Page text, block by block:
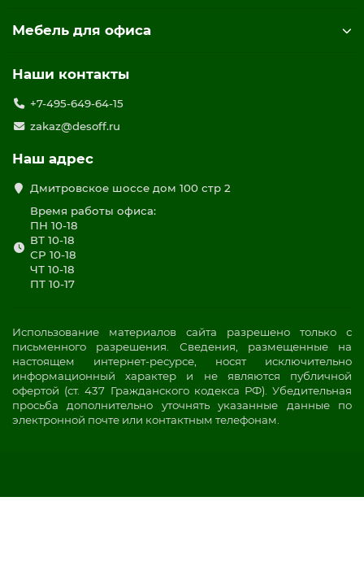
Мебель для офиса
Наши контакты
+7-495-649-64-15
zakaz@desoff.ru
Наш адрес
Дмитровское шоссе дом 100 стр 2
Время работы офиса:
ПН 10-18
ВТ 10-18
СР 10-18
ЧТ 10-18
ПТ 10-17
Использование материалов сайта разрешено только с
письменного разрешения. Сведения, размещенные на
настоящем интернет-ресурсе, носят исключительно
информационный характер и не являются публичной
офертой (ст. 437 Гражданского кодекса РФ). Убедительная
просьба дополнительно уточнять указанные данные по
электронной почте или контактным телефонам.